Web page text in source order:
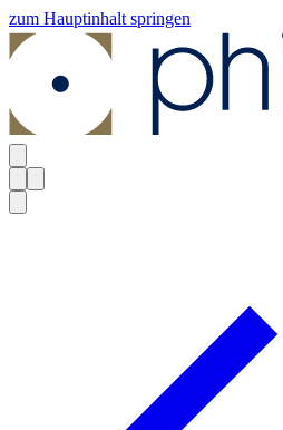
zum Hauptinhalt springen